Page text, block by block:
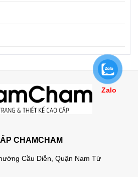
CHAMCHAM
Cầu Diễn, Quận Nam Từ
Zalo